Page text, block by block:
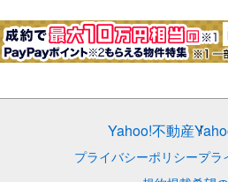
Yahoo!不動産
プライバシーポリシープラ